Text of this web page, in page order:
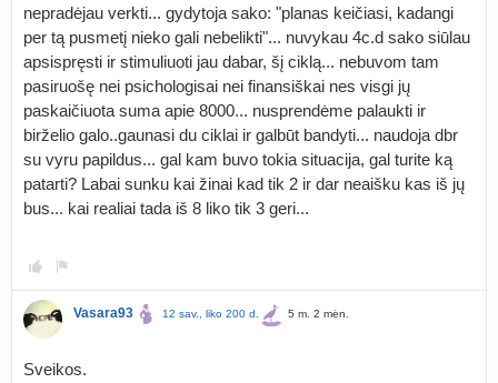
nepradėjau verkti... gydytoja sako: "planas keičiasi, kadangi
per tą pusmetį nieko gali nebelikti"... nuvykau 4c.d sako siūlau
apsispręsti ir stimuliuoti jau dabar, šį ciklą... nebuvom tam
pasiruošę nei psichologisai nei finansiškai nes visgi jų
paskaičiuota suma apie 8000... nusprendėme palaukti ir
birželio galo..gaunasi du ciklai ir galbūt bandyti... naudoja dbr
su vyru papildus... gal kam buvo tokia situacija, gal turite ką
patarti? Labai sunku kai žinai kad tik 2 ir dar neaišku kas iš jų
bus... kai realiai tada iš 8 liko tik 3 geri...
Vasara93 12 sav., liko 200 d. 5 m. 2 mėn.
Sveikos.